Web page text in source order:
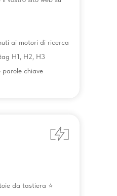
ai motori di ricerca
H1, H2, H3
parole chiave
da tastiera ⭐️